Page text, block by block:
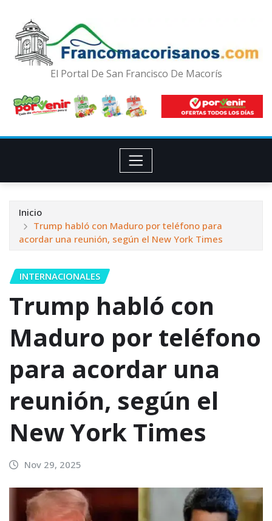
El Portal De San Francisco De Macorís
Inicio
Trump habló con Maduro por teléfono para
acordar una reunión, según el New York Times
INTERNACIONALES
Trump habló con
Maduro por teléfono
para acordar una
reunión, según el
New York Times
Nov 29, 2025